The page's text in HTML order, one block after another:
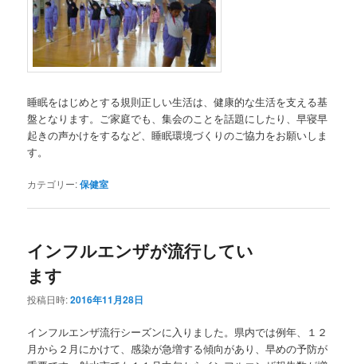
睡眠をはじめとする規則正しい生活は、健康的な生活を支える基
盤となります。ご家庭でも、集会のことを話題にしたり、早寝早
起きの声かけをするなど、睡眠環境づくりのご協力をお願いしま
す。
カテゴリー:保健室
インフルエンザが流行してい
ます
投稿日時:2016年11月28日
インフルエンザ流行シーズンに入りました。県内では例年、１２
月から２月にかけて、感染が急増する傾向があり、早めの予防が